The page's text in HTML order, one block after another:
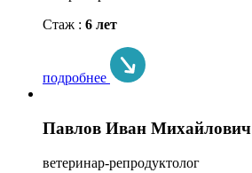
Стаж : 6 лет
подробнее
Павлов Иван Михайлович
ветеринар-репродуктолог